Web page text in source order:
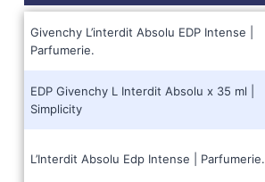
Givenchy L’interdit Absolu EDP Intense |
Parfumerie.
EDP Givenchy L Interdit Absolu x 35 ml |
Simplicity
L’Interdit Absolu Edp Intense | Parfumerie.